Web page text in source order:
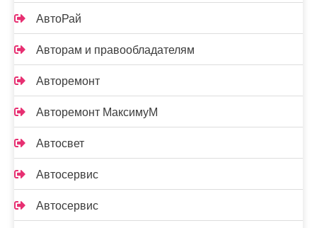
АвтоРай
Авторам и правообладателям
Авторемонт
Авторемонт МаксимуМ
Автосвет
Автосервис
Автосервис